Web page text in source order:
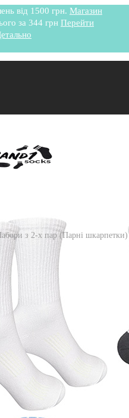
від 1500 грн. Магазин
за 344 грн Перейти
з 2-х пар (Парні шкарпетки)